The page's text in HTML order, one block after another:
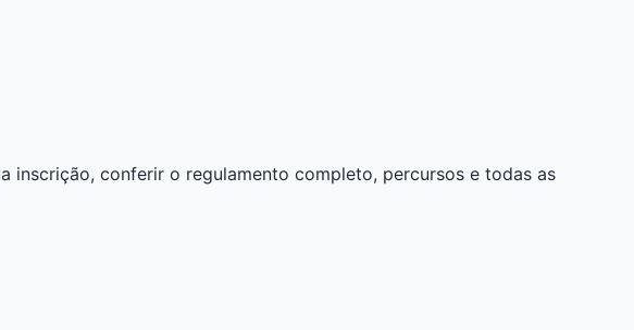
inscrição, conferir o regulamento completo, percursos e todas as